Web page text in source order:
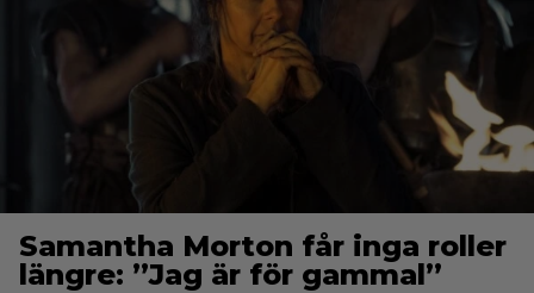
Samantha Morton får inga roller
längre: ”Jag är för gammal”